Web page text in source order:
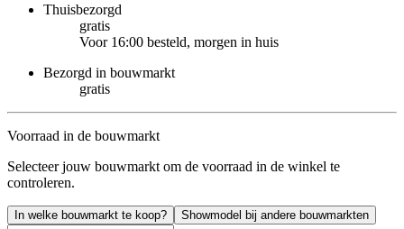
Thuisbezorgd
gratis
Voor 16:00 besteld, morgen in huis
Bezorgd in bouwmarkt
gratis
Voorraad in de bouwmarkt
Selecteer jouw bouwmarkt om de voorraad in de winkel te
controleren.
In welke bouwmarkt te koop? Showmodel bij andere bouwmarkten